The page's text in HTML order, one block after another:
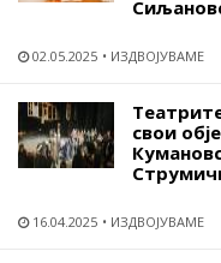
02.05.2025 ИЗДВОЈУВАМЕ
свои
16.04.2025 ИЗДВОЈУВАМЕ